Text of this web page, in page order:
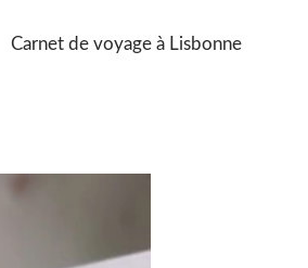
Carnet de voyage à Lisbonne